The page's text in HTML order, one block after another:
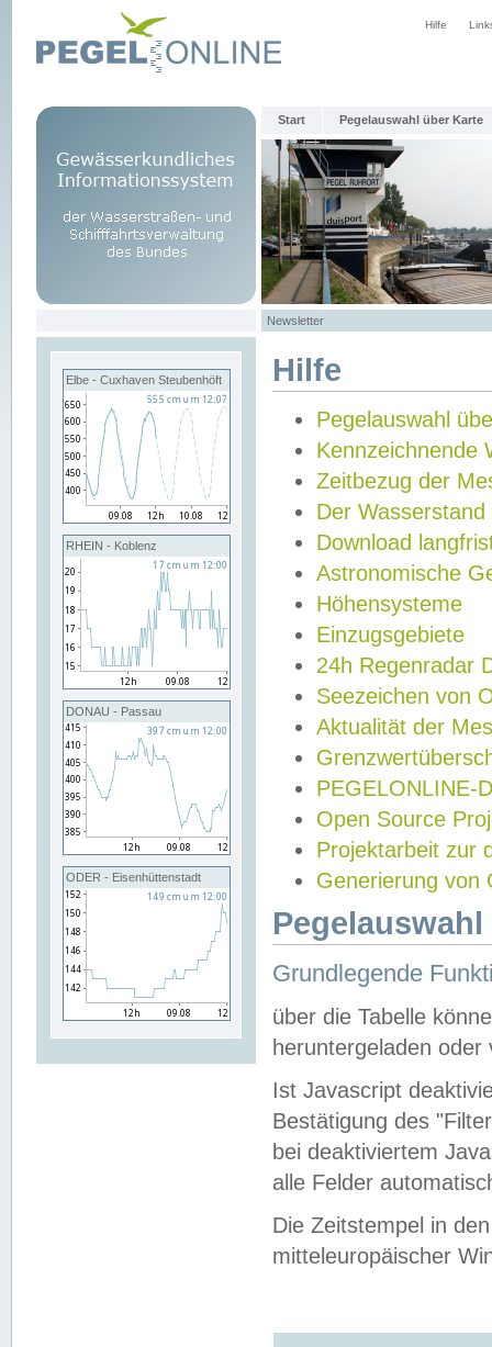
Hilfe
Start Pegelauswahl über Karte
Newsletter
Elbe - Cuxhaven Steubenhöft
RHEIN - Koblenz
DONAU - Passau
ODER - Eisenhüttenstadt
Hilfe
Pegelauswahl
Kennzeichnende
Zeitbezug der
Der Wasserstand
Download
Astronomische
Höhensysteme
Einzugsgebiete
24h Regenradar
Seezeichen von
Aktualität der
PEGELONLINE-
Open Source
Projektarbeit zur
Generierung von
Grundlegende
über die Tabelle
heruntergeladen oder
Ist Javascript
Bestätigung des
bei deaktiviertem
alle Felder
Die Zeitstempel in
mitteleuropäischer